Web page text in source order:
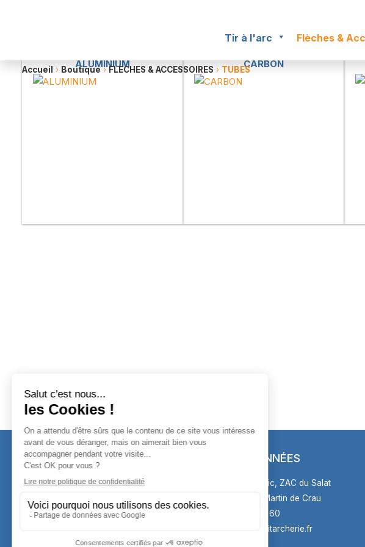
Tir à l'arc Flèches &
Accueil › Boutique› FLECHES & ACCESSOIRES › TUBES
ALUMINIUM CARBON
COORDONNÉES
2 rue Copernic, ZAC du Salat
13310 Saint-Martin de Crau
04 90 98 08 60
contact@spiritarcherie.fr